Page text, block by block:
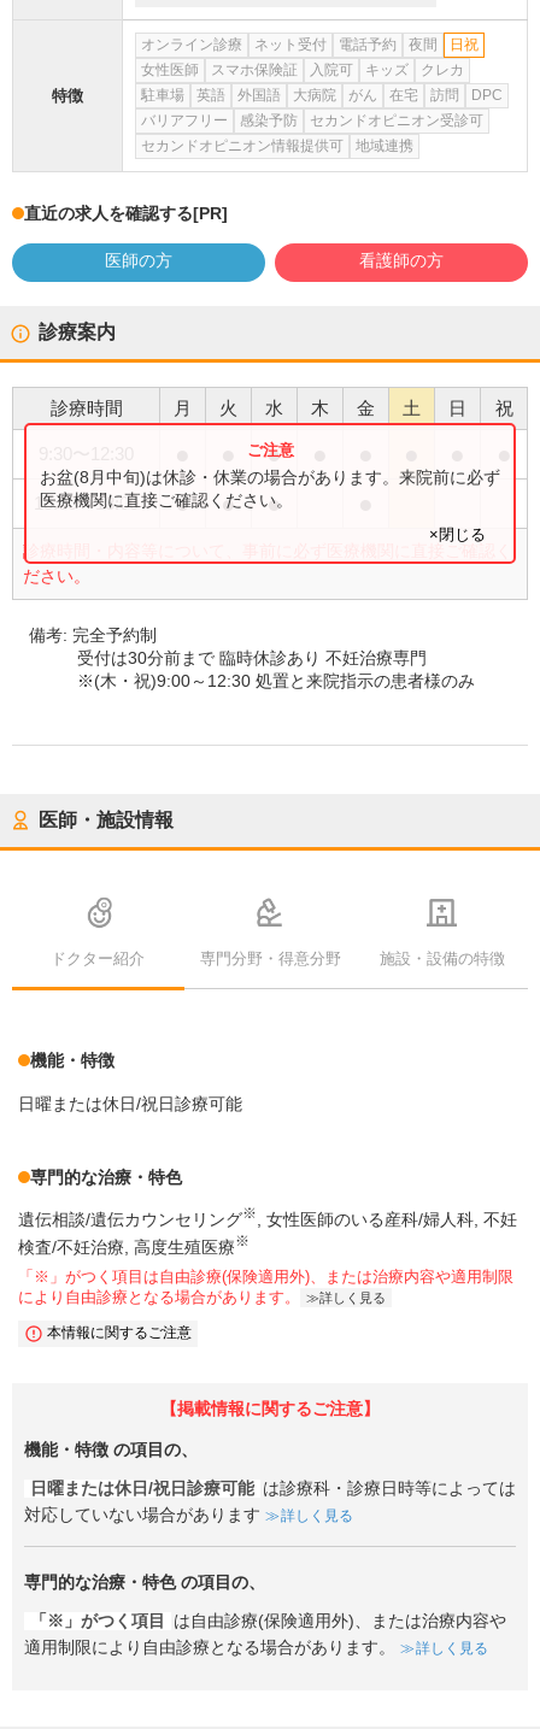
特徴
オンライン診療 ネット受付 電話予約 夜間
日祝
女性医師
スマホ保険証 入院可 キッズ
クレカ
駐車場
英語 外国語 大病院 がん 在宅 訪問
DPC
バリアフリー
感染予防
セカンドオピニオン受診可
セカンドオピニオン情報提供可
地域連携
直近の求人を確認する[PR]
医師の方 看護師の方
診療案内
診療時間 月 火 水 木 金 土 日 祝
●
15:00〜18:00 ● ● ●
診療時間・内容等について、事前に必ず医療機関に直接ご確認く
ださい。
お盆(8月中旬)は休診・休業の場合があります。来院前に必ず
医療機関に直接ご確認ください。
×閉じる
備考: 完全予約制
受付は30分前まで 臨時休診あり 不妊治療専門
※(木・祝)9:00～12:30 処置と来院指示の患者様のみ
医師・施設情報
ドクター紹介 専門分野・得意分野 施設・設備の特徴
機能・特徴
日曜または休日/祝日診療可能
専門的な治療・特色
遺伝相談/遺伝カウンセリング※ 女性医師のいる産科/婦人科 不妊
検査/不妊治療 高度生殖医療※
「※」がつく項目は自由診療(保険適用外)、または治療内容や適用制限
により自由診療となる場合があります。
詳しく見る
本情報に関するご注意
【掲載情報に関するご注意】
機能・特徴 の項目の、
日曜または休日/祝日診療可能 は診療科・診療日時等によっては
対応していない場合があります
詳しく見る
専門的な治療・特色の項目の、
「※」がつく項目
は自由診療(保険適用外)、または治療内容や
適用制限により自由診療となる場合があります。
詳しく見る